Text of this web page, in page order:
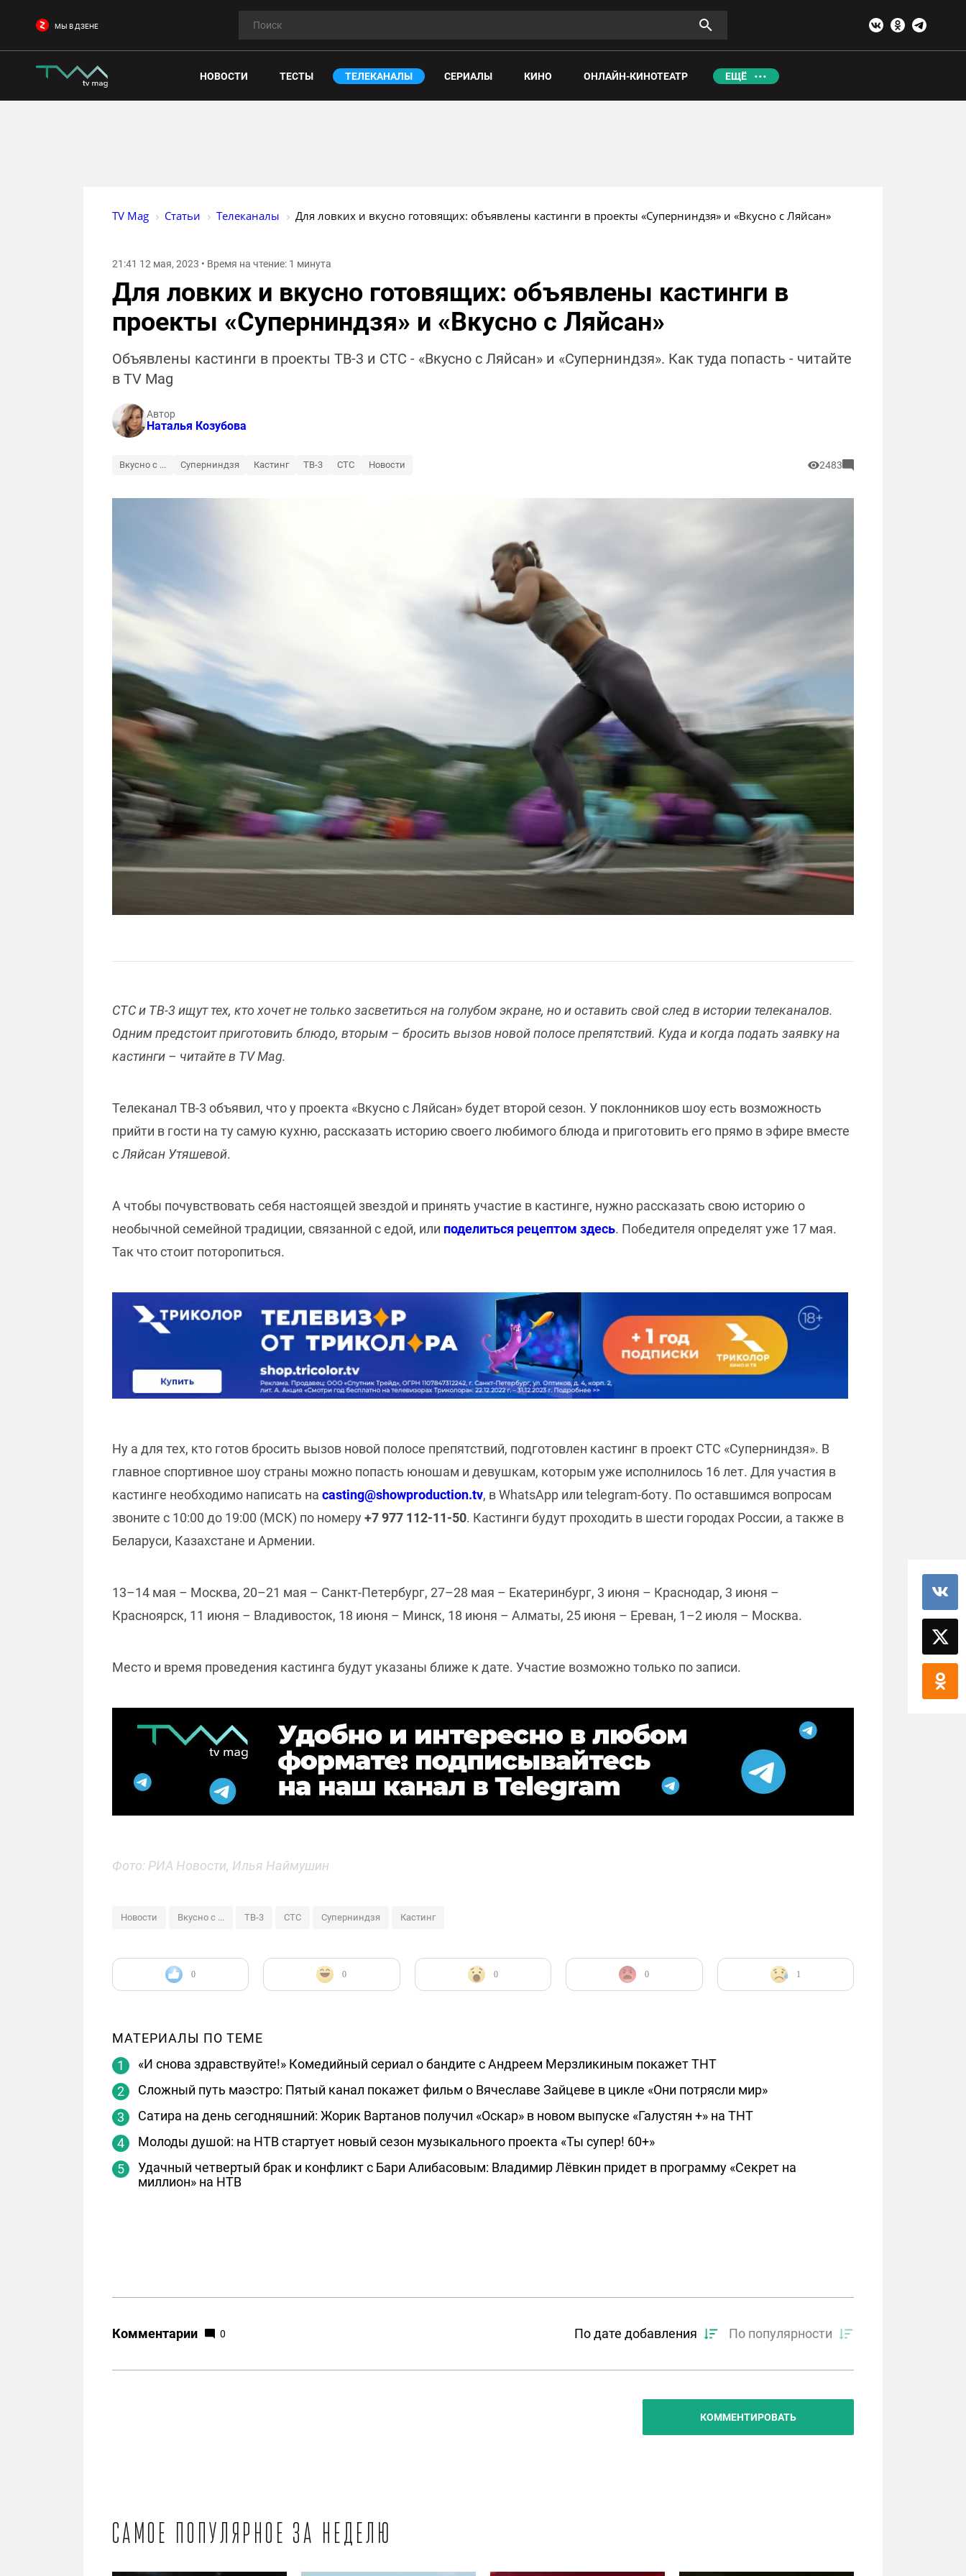
МЫ В ДЗЕНЕ
НОВОСТИ ТЕСТЫ ТЕЛЕКАНАЛЫ СЕРИАЛЫ КИНО ОНЛАЙН-КИНОТЕАТР ЕЩЁ
TV Mag Статьи Телеканалы Для ловких и вкусно готовящих: объявлены кастинги в проекты «Суперниндзя» и «Вкусно с Ляйсан»
21:41 12 мая, 2023 • Время на чтение: 1 минута
Для ловких и вкусно готовящих: объявлены кастинги в
проекты «Суперниндзя» и «Вкусно с Ляйсан»
Объявлены кастинги в проекты ТВ-3 и СТС - «Вкусно с Ляйсан» и «Суперниндзя». Как туда попасть - читайте
в TV Mag
Автор
Наталья Козубова
Вкусно с ... Суперниндзя Кастинг ТВ-3 СТС Новости 2483
СТС и ТВ-3 ищут тех, ктохочетне толькозасветиться на голубом экране, но и оставить свой след в истории телеканалов.
Одним предстоит приготовить блюдо, вторым – бросить вызов новой полосе препятствий. Куда и когда подать заявку на
кастинги – читайте в TV Mag.
Телеканал ТВ-3 объявил, что у проекта «Вкусно с Ляйсан» будет второй сезон. У поклонников шоу есть возможность
прийти в гости на ту самую кухню, рассказать историю своего любимого блюда и приготовить его прямо в эфире вместе
сЛяйсан Утяшевой.
А чтобы почувствовать себя настоящей звездой и принять участие в кастинге, нужно рассказать свою историю о
необычной семейной традиции, связанной с едой, или поделиться рецептом здесь. Победителя определят уже 17 мая.
Так что стоит поторопиться.
Ну а для тех, кто готов бросить вызов новой полосе препятствий, подготовлен кастинг в проект СТС «Суперниндзя». В
главное спортивное шоу страны можно попасть юношам и девушкам, которым уже исполнилось 16 лет. Для участия в
кастинге необходимо написать на casting@showproduction.tv, в WhatsApp или telegram-боту. По оставшимся вопросам
звоните с 10:00 до 19:00 (МСК) по номеру+7 977 112-11-50. Кастинги будут проходить в шести городах России, а также в
Беларуси, Казахстане и Армении.
13–14 мая – Москва, 20–21 мая – Санкт-Петербург, 27–28 мая – Екатеринбург, 3 июня – Краснодар, 3 июня –
Красноярск, 11 июня – Владивосток, 18 июня – Минск, 18 июня – Алматы, 25 июня – Ереван, 1–2 июля – Москва.
Место и время проведения кастинга будут указаны ближе к дате. Участие возможно только по записи.
Фото: РИА Новости, Илья Наймушин
Новости Вкусно с ... ТВ-3 СТС Суперниндзя Кастинг
0 0 0 0 1
МАТЕРИАЛЫ ПО ТЕМЕ
«И снова здравствуйте!» Комедийный сериал о бандите с Андреем Мерзликиным покажет ТНТ
Сложный путь маэстро: Пятый канал покажет фильм о Вячеславе Зайцеве в цикле «Они потрясли мир»
Сатира на день сегодняшний: Жорик Вартанов получил «Оскар» в новом выпуске «Галустян +» на ТНТ
Молоды душой: на НТВ стартует новый сезон музыкального проекта «Ты супер! 60+»
Удачный четвертый брак и конфликт с Бари Алибасовым: Владимир Лёвкин придет в программу «Секрет на
миллион» на НТВ
Комментарии 0 По дате добавления По популярности
КОММЕНТИРОВАТЬ
Самое популярное за неделю